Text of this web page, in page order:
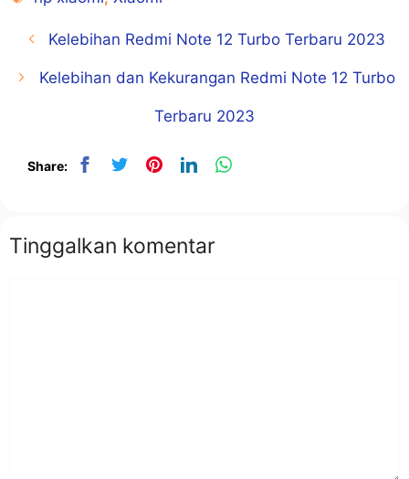
Kelebihan Redmi Note 12 Turbo Terbaru 2023
Kelebihan dan Kekurangan Redmi Note 12 Turbo
Terbaru 2023
Share:
Tinggalkan komentar